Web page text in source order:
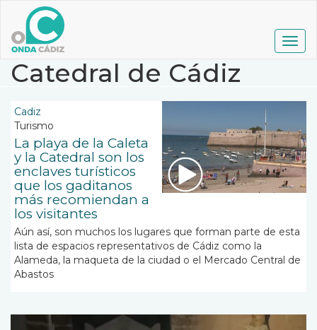
contenido
principal
Catedral de Cádiz
Cadiz
Turismo
La playa de la Caleta
y la Catedral son los
enclaves turísticos
que los gaditanos
más recomiendan a
los visitantes
Aún así, son muchos los lugares que forman parte de esta
lista de espacios representativos de Cádiz como la
Alameda, la maqueta de la ciudad o el Mercado Central de
Abastos